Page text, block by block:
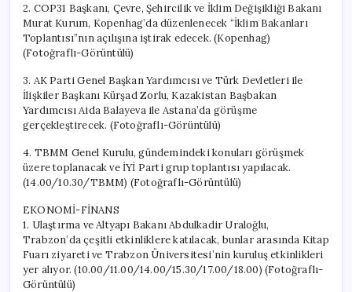
2. COP31 Başkanı, Çevre, Şehircilik ve İklim Değişikliği Bakanı
Murat Kurum, Kopenhag’da düzenlenecek “İklim Bakanları
Toplantısı”nın açılışına iştirak edecek. (Kopenhag)
(Fotoğraflı-Görüntülü)
3. AK Parti Genel Başkan Yardımcısı ve Türk Devletleri ile
İlişkiler Başkanı Kürşad Zorlu, Kazakistan Başbakan
Yardımcısı Aida Balayeva ile Astana’da görüşme
gerçekleştirecek. (Fotoğraflı-Görüntülü)
4. TBMM Genel Kurulu, gündemindeki konuları görüşmek
üzere toplanacak ve İYİ Parti grup toplantısı yapılacak.
(14.00/10.30/TBMM) (Fotoğraflı-Görüntülü)
EKONOMİ-FİNANS
1. Ulaştırma ve Altyapı Bakanı Abdulkadir Uraloğlu,
Trabzon’da çeşitli etkinliklere katılacak, bunlar arasında Kitap
Fuarı ziyareti ve Trabzon Üniversitesi’nin kuruluş etkinlikleri
yer alıyor. (10.00/11.00/14.00/15.30/17.00/18.00) (Fotoğraflı-
Görüntülü)